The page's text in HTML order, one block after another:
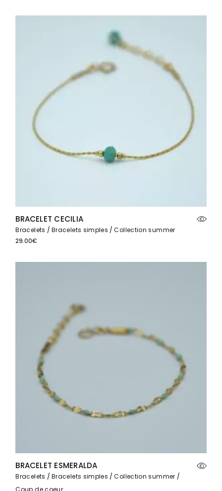
BRACELET CECILIA
Bracelets Bracelets simples
Collection summer
29.00€
BRACELET ESMERALDA
Bracelets Bracelets simples
Collection summer
Coup de coeur